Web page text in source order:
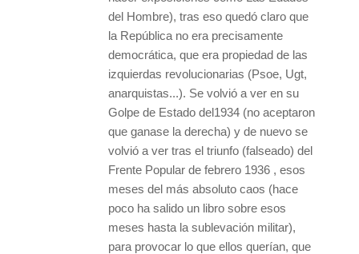
del Hombre), tras eso quedó claro que
la República no era precisamente
democrática, que era propiedad de las
izquierdas revolucionarias (Psoe, Ugt,
anarquistas...). Se volvió a ver en su
Golpe de Estado del1934 (no aceptaron
que ganase la derecha) y de nuevo se
volvió a ver tras el triunfo (falseado) del
Frente Popular de febrero 1936 , esos
meses del más absoluto caos (hace
poco ha salido un libro sobre esos
meses hasta la sublevación militar),
para provocar lo que ellos querían, que